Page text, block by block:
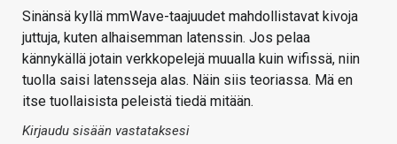
Sinänsä kyllä mmWave-taajuudet mahdollistavat kivoja
juttuja, kuten alhaisemman latenssin. Jos pelaa
kännykällä jotain verkkopelejä muualla kuin wifissä, niin
tuolla saisi latensseja alas. Näin siis teoriassa. Mä en
itse tuollaisista peleistä tiedä mitään.
Kirjaudu sisään vastataksesi